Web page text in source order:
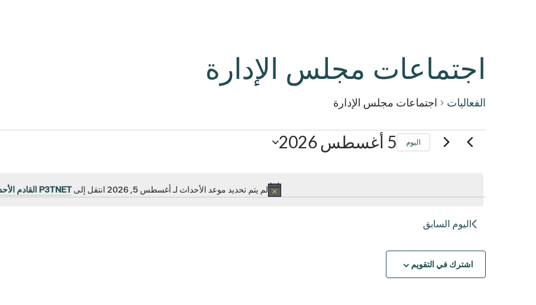
اجتماعات مجلس الإدارة
الفعاليات اجتماعات مجلس الإدارة
الفعاليات
أغسطس
5,
2026
إشعار
لم يتم تحديد موعد الأحداث لـ أغسطس 5, 2026 انتقل إلى P3TNET القادم الأحداثP
اليوم 5 أغسطس 2026
اليوم السابق
اشترك في التقويم